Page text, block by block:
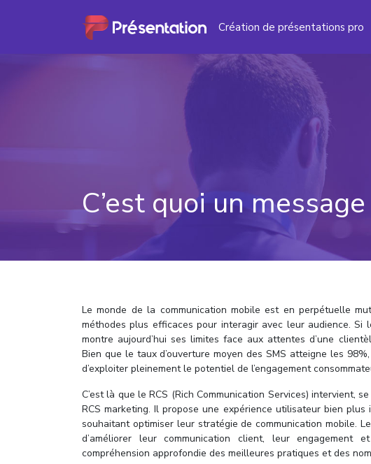
Création de présentations pro
C’est quoi un
Le monde de la communication mobile est en perpétuelle
méthodes plus efficaces pour interagir avec leur audience.
montre aujourd’hui ses limites face aux attentes d’une
Bien que le taux d’ouverture moyen des SMS atteigne les
d’exploiter pleinement le potentiel de l’engagement
C’est là que le RCS (Rich Communication Services) intervient,
RCS marketing. Il propose une expérience utilisateur bien
souhaitant optimiser leur stratégie de communication mobile.
d’améliorer leur communication client, leur engagement
compréhension approfondie des meilleures pratiques et des